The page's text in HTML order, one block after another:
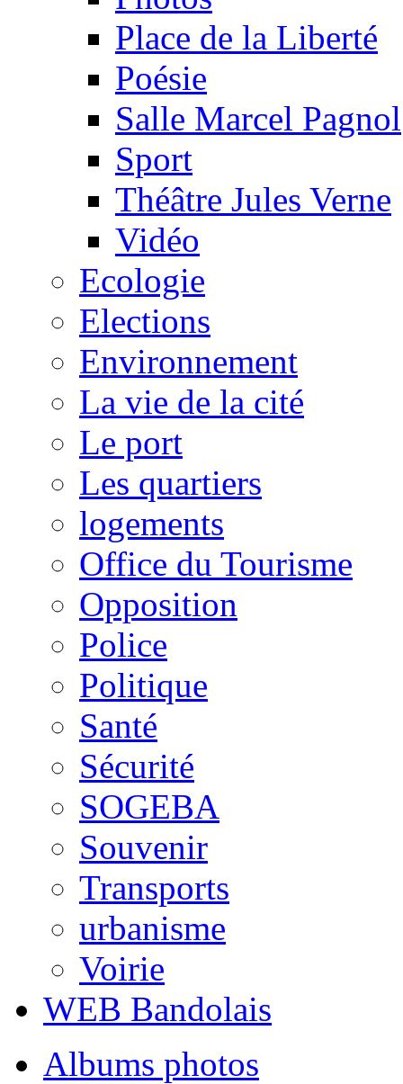
Place de la Liberté
Poésie
Salle Marcel Pagnol
Sport
Théâtre Jules Verne
Vidéo
Ecologie
Elections
Environnement
La vie de la cité
Le port
Les quartiers
logements
Office du Tourisme
Opposition
Police
Politique
Santé
Sécurité
SOGEBA
Souvenir
Transports
urbanisme
Voirie
WEB Bandolais
Albums photos